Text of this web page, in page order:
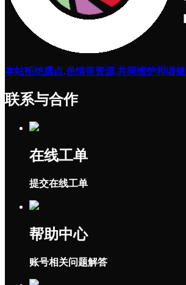
本站拒绝露点,色情等资源,共同维护和谐健
联系与合作
在线工单
提交在线工单
帮助中心
账号相关问题解答